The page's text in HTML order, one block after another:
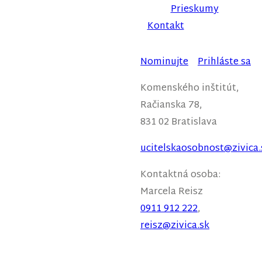
Prieskumy
Kontakt
Nominujte Prihláste sa
Komenského inštitút,
Račianska 78,
831 02 Bratislava
Kontaktná osoba:
MarcelaReisz
0911 912 222,
reisz@zivica.sk